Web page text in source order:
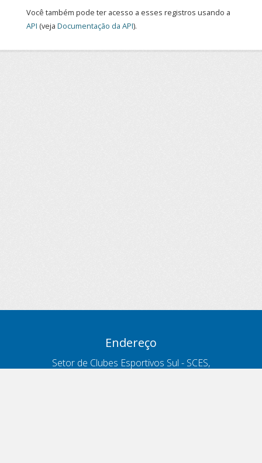
Você também pode ter acesso a esses registros usando a
API (veja Documentação da API).
Endereço
Setor de Clubes Esportivos Sul - SCES,